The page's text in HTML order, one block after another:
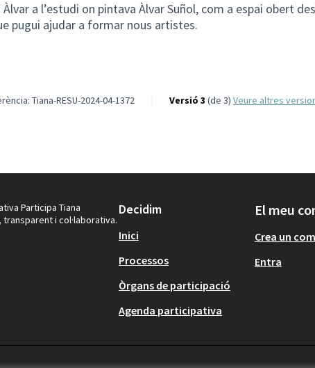
Àlvar a l’estudi on pintava Àlvar Suñol, com a espai obert
pugui ajudar a formar nous artistes.
Tiana-RESU-2024-04-1372 Versió 3 (de 3) veure altres
Participa Tiana
i col·laborativa.
Decidim
Inici
Processos
Òrgans de participació
Agenda participativa
El meu
Crea un
Entra